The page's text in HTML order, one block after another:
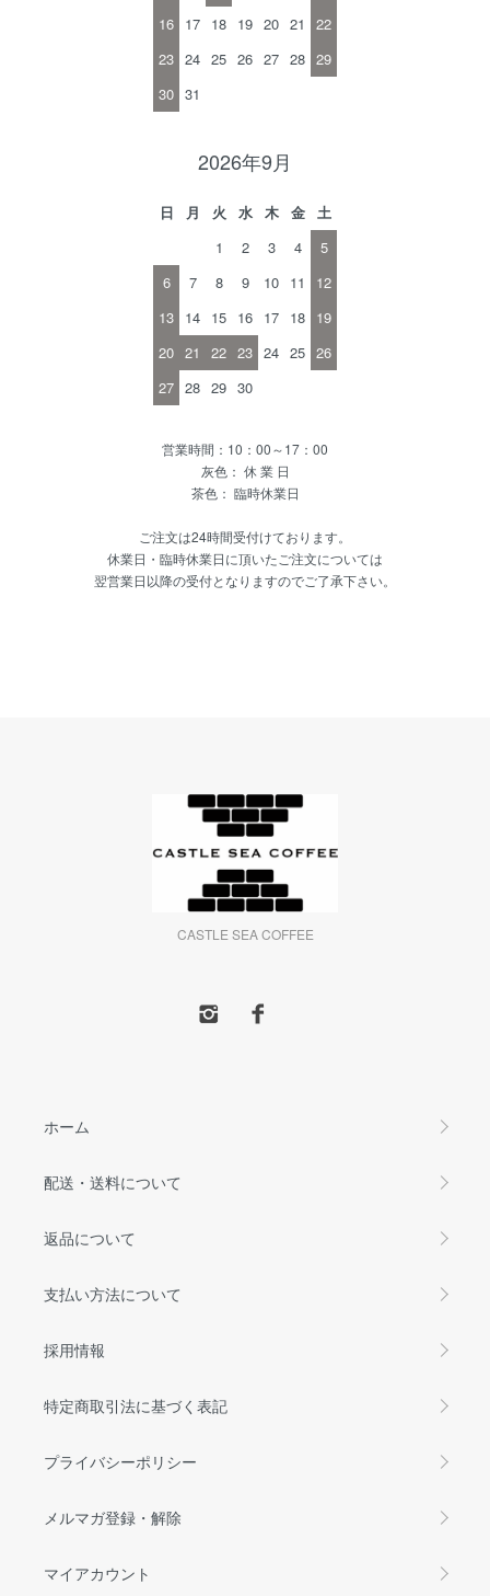
16 17 18 19 20 21
22
23 24 25 26 27 28 29
30 31
2026年9月
日 月 火 水 木 金
土
1
2 3 4
5
6
7 8 9 10 11
12
13 14 15 16 17 18 19
20 21 22 23 24 25 26
27 28 29 30
営業時間：10：00～17：00
灰色： 休 業 日
茶色： 臨時休業日
ご注文は24時間受付けております。
休業日・臨時休業日に頂いたご注文については
翌営業日以降の受付となりますのでご了承下さい。
CASTLE SEA COFFEE
ホーム
配送・送料について
返品について
支払い方法について
採用情報
特定商取引法に基づく表記
プライバシーポリシー
メルマガ登録・解除
マイアカウント